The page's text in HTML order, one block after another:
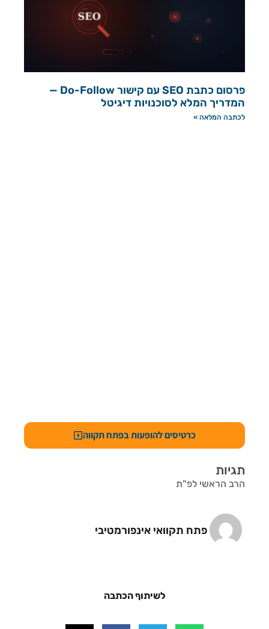
פרסום כתבת SEO עם קישור Do-Follow —
המדריך המלא לסוכנויות דיגיטל
לכתבה המלאה »
כרטיסים להופעות בפתח תקווה
תגיות
הרב הראשי לפ"ת
פתח תקוואי אינפורמטיבי
לשיתוף הכתבה